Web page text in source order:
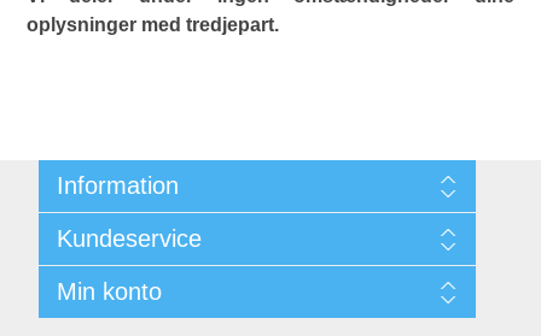
oplysninger med tredjepart.
Information
Kundeservice
SøgMin konto